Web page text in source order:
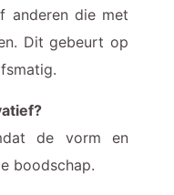
anderen die met
Dit gebeurt op
de vorm en
boodschap.